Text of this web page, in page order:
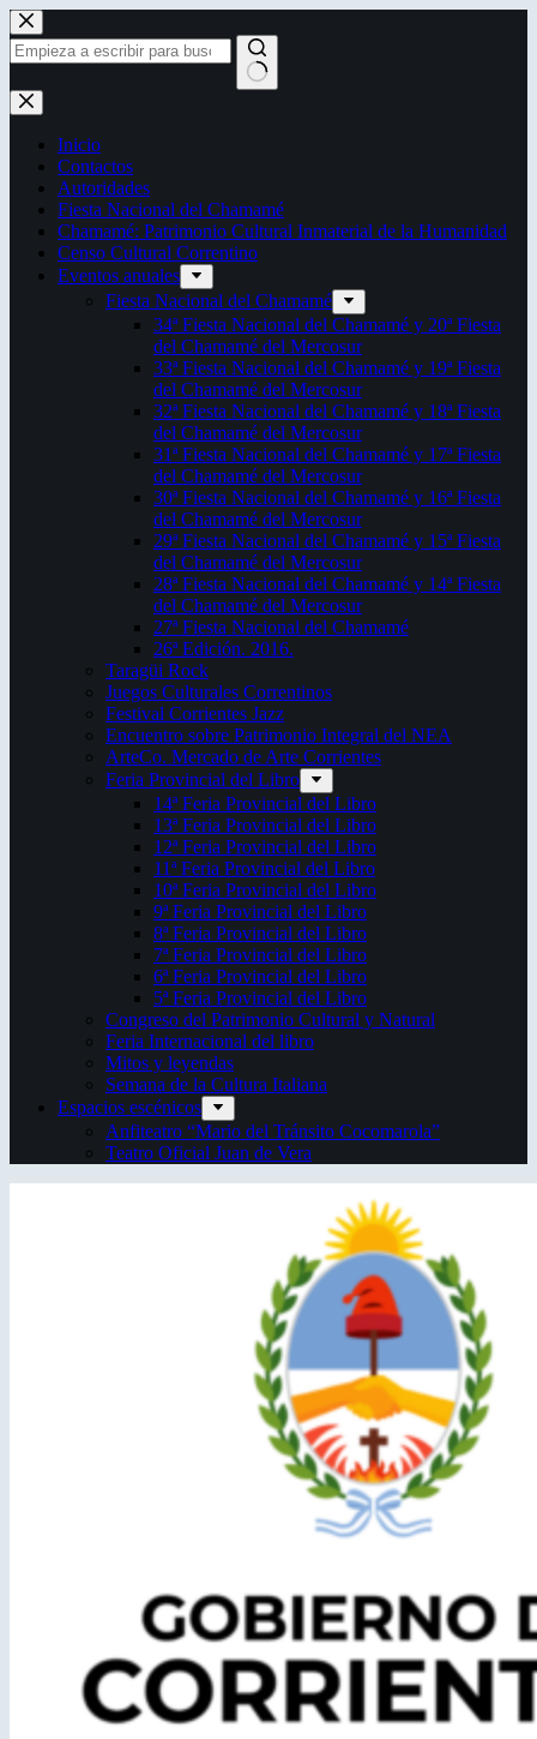
Saltar
al
contenido
Sin
resultados
Inicio
Contactos
Autoridades
Fiesta Nacional del Chamamé
Chamamé: Patrimonio Cultural Inmaterial de la Humanidad
Censo Cultural Correntino
Eventos anuales
Fiesta Nacional del Chamamé
34ª Fiesta Nacional del Chamamé y 20ª Fiesta
del Chamamé del Mercosur
33ª Fiesta Nacional del Chamamé y 19ª Fiesta
del Chamamé del Mercosur
32ª Fiesta Nacional del Chamamé y 18ª Fiesta
del Chamamé del Mercosur
31ª Fiesta Nacional del Chamamé y 17ª Fiesta
del Chamamé del Mercosur
30ª Fiesta Nacional del Chamamé y 16ª Fiesta
del Chamamé del Mercosur
29ª Fiesta Nacional del Chamamé y 15ª Fiesta
del Chamamé del Mercosur
28ª Fiesta Nacional del Chamamé y 14ª Fiesta
del Chamamé del Mercosur
27ª Fiesta Nacional del Chamamé
26ª Edición. 2016.
Taragüi Rock
Juegos Culturales Correntinos
Festival Corrientes Jazz
Encuentro sobre Patrimonio Integral del NEA
ArteCo. Mercado de Arte Corrientes
Feria Provincial del Libro
14ª Feria Provincial del Libro
13ª Feria Provincial del Libro
12ª Feria Provincial del Libro
11ª Feria Provincial del Libro
10ª Feria Provincial del Libro
9ª Feria Provincial del Libro
8ª Feria Provincial del Libro
7ª Feria Provincial del Libro
6ª Feria Provincial del Libro
5ª Feria Provincial del Libro
Congreso del Patrimonio Cultural y Natural
Feria Internacional del libro
Mitos y leyendas
Semana de la Cultura Italiana
Espacios escénicos
Anfiteatro “Mario del Tránsito Cocomarola”
Teatro Oficial Juan de Vera